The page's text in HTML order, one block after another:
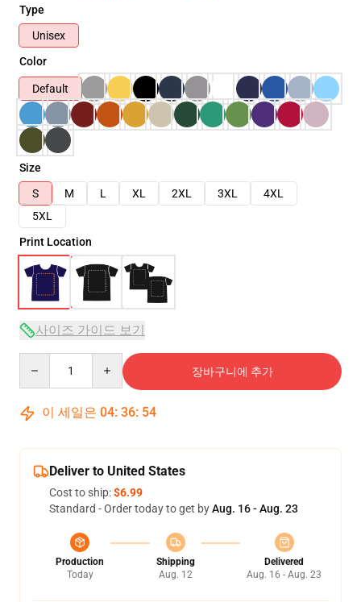
Type
Unisex
Color
Default
Size
S
M L XL 2XL 3XL
4XL
5XL
Print Location
사이즈 가이드 보기
장바구니에 추가
이 세일은 04: 36: 53
Deliver to United States
Cost to ship:$6.99
Standard - Order today to get byAug. 16 - Aug. 23
Production
Today
Shipping
Aug. 12
Delivered
Aug. 16 - Aug. 23